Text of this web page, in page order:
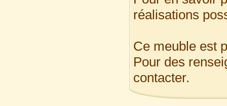
réalisations
Ce meuble est
Pour des
contacter.